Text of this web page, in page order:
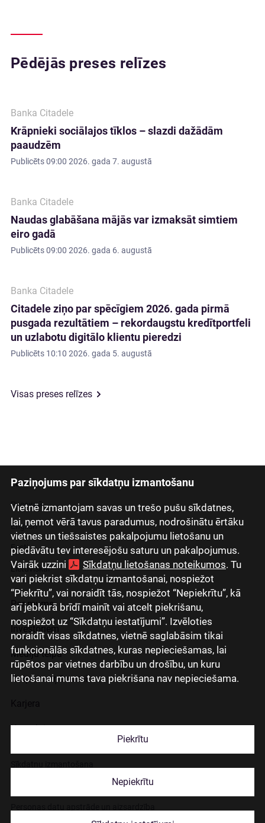
Paziņojums par sīkdatņu izmantošanu
Vietnē izmantojam savas un trešo pušu sīkdatnes,
lai, ņemot vērā tavus paradumus, nodrošinātu ērtāku
vietnes un tiešsaistes pakalpojumu lietošanu un
piedāvātu tev interesējošu saturu un pakalpojumus.
Vairāk uzzini
Sīkdatņu lietošanas noteikumos. Tu
vari piekrist sīkdatņu izmantošanai, nospiežot
“Piekrītu”, vai noraidīt tās, nospiežot “Nepiekrītu”, kā
arī jebkurā brīdī mainīt vai atcelt piekrišanu,
nospiežot uz “Sīkdatņu iestatījumi”. Izvēloties
noraidīt visas sīkdatnes, vietnē saglabāsim tikai
funkcionālās sīkdatnes, kuras nepieciešamas, lai
rūpētos par vietnes darbību un drošību, un kuru
lietošanai mums tava piekrišana nav nepieciešama.
Piekrītu
Nepiekrītu
Pēdējās preses relīzes
Banka Citadele
Krāpnieki sociālajos tīklos – slazdi dažādām
paaudzēm
Publicēts09:00 2026. gada 7. augustā
Banka Citadele
Naudas glabāšana mājās var izmaksāt simtiem
eiro gadā
Publicēts09:00 2026. gada 6. augustā
Banka Citadele
Citadele ziņo par spēcīgiem 2026. gada pirmā
pusgada rezultātiem – rekordaugstu kredītportfeli
un uzlabotu digitālo klientu pieredzi
Publicēts 10:10 2026. gada 5. augustā
Visas preses relīzes
Latviski
Русский
English
Eesti
Lietuviškai
Par mums
Investoriem
Mediju telpa
Grupas uzņēmumi
Kontakti